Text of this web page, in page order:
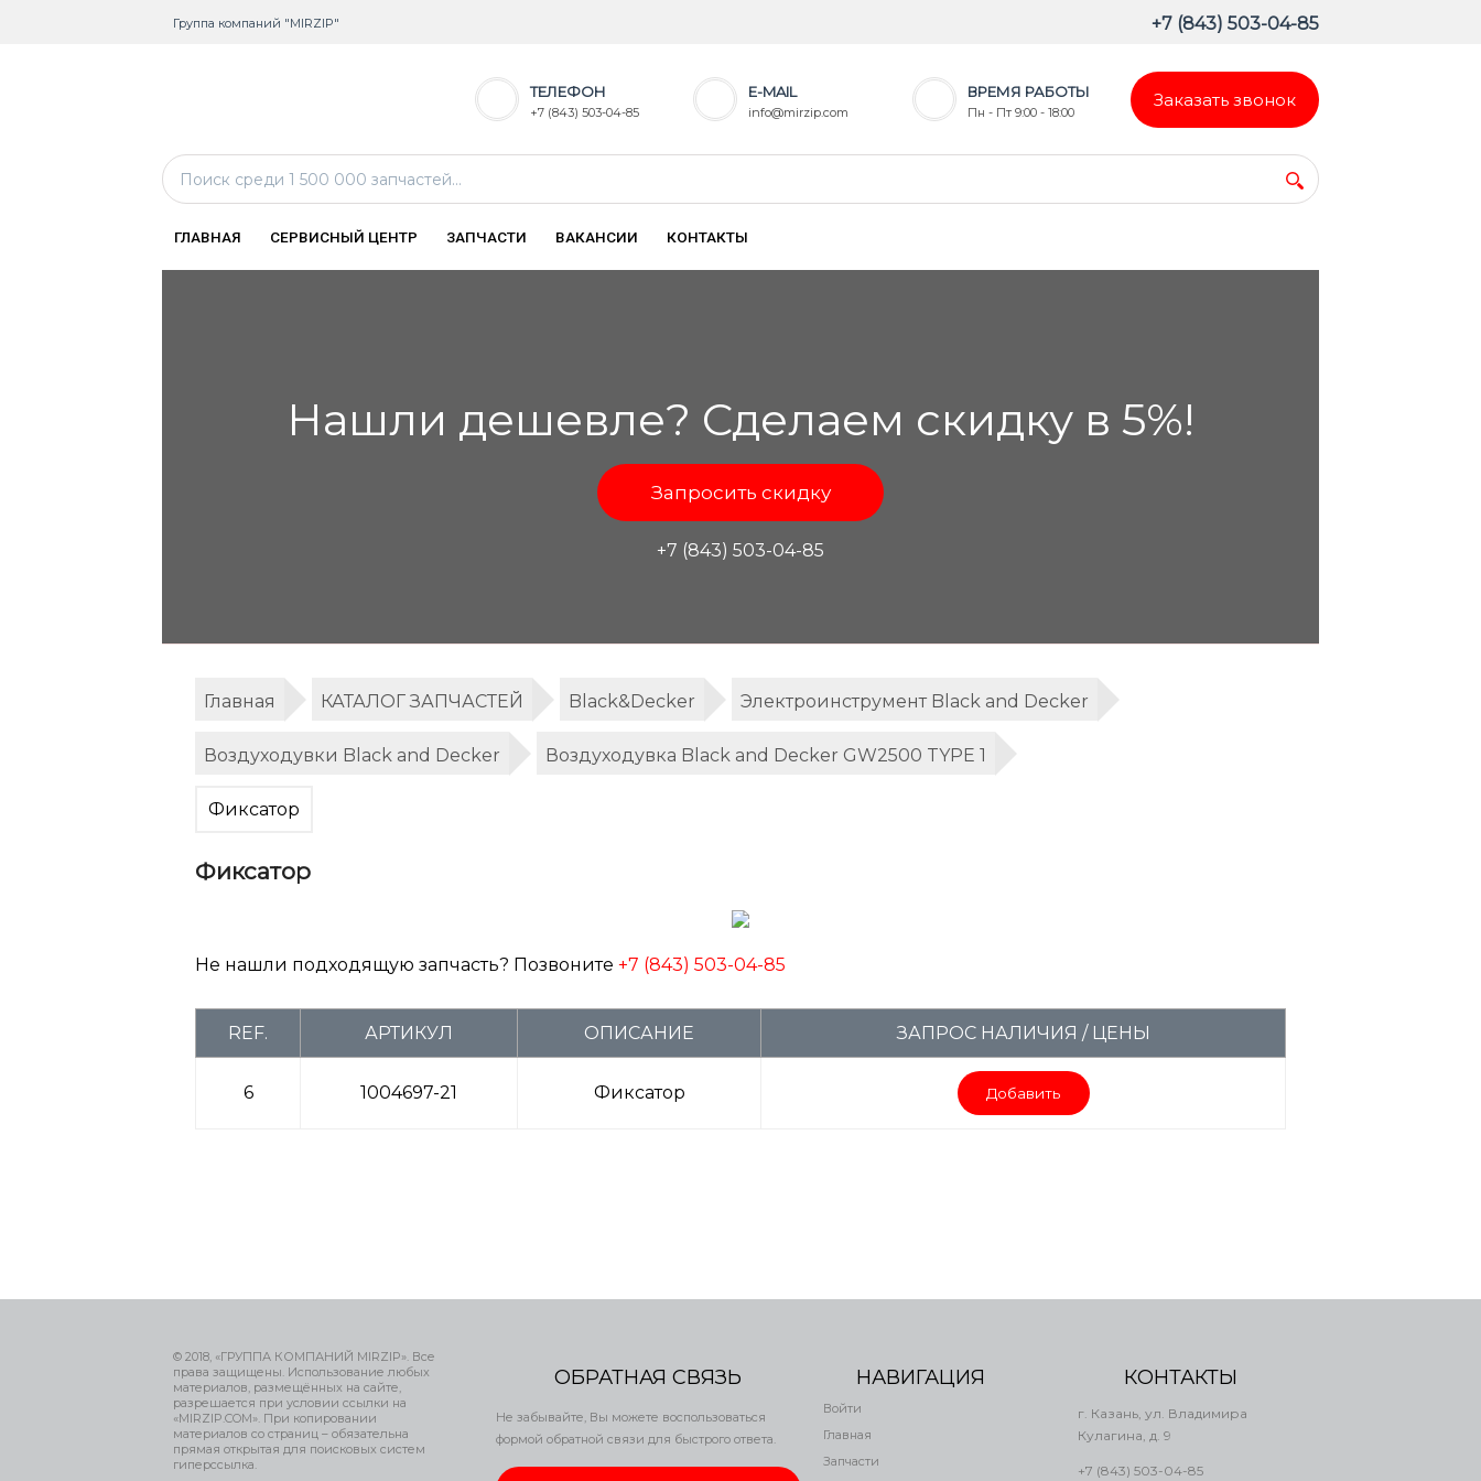
Группа компаний "MIRZIP" +7 (843) 503-04-85
ТЕЛЕФОН
+7 (843) 503-04-85
E-MAIL
info@mirzip.com
ВРЕМЯ РАБОТЫ
Пн - Пт 9:00 - 18:00
Заказать звонок
ГЛАВНАЯ СЕРВИСНЫЙ ЦЕНТР ЗАПЧАСТИ ВАКАНСИИ КОНТАКТЫ
Нашли дешевле? Сделаем скидку в 5%!
Запросить скидку
+7 (843) 503-04-85
Главная КАТАЛОГ ЗАПЧАСТЕЙ Black&Decker Электроинструмент Black and Decker
Воздуходувки Black and Decker Воздуходувка Black and Decker GW2500 TYPE 1
Фиксатор
Фиксатор
Не нашли подходящую запчасть? Позвоните +7 (843) 503-04-85
REF. АРТИКУЛ ОПИСАНИЕ ЗАПРОС НАЛИЧИЯ / ЦЕНЫ
6 1004697-21 Фиксатор Добавить
© 2018, «ГРУППА КОМПАНИЙ MIRZIP». Все
права защищены. Использование любых
материалов, размещённых на сайте,
разрешается при условии ссылки на
«MIRZIP.COM». При копировании
материалов со страниц – обязательна
прямая открытая для поисковых систем
гиперссылка.
ОБРАТНАЯ СВЯЗЬ
Не забывайте, Вы можете воспользоваться
формой обратной связи для быстрого ответа.
НАВИГАЦИЯ
Войти
Главная
Запчасти
КОНТАКТЫ
г. Казань, ул. Владимира
Кулагина, д. 9
+7 (843) 503-04-85